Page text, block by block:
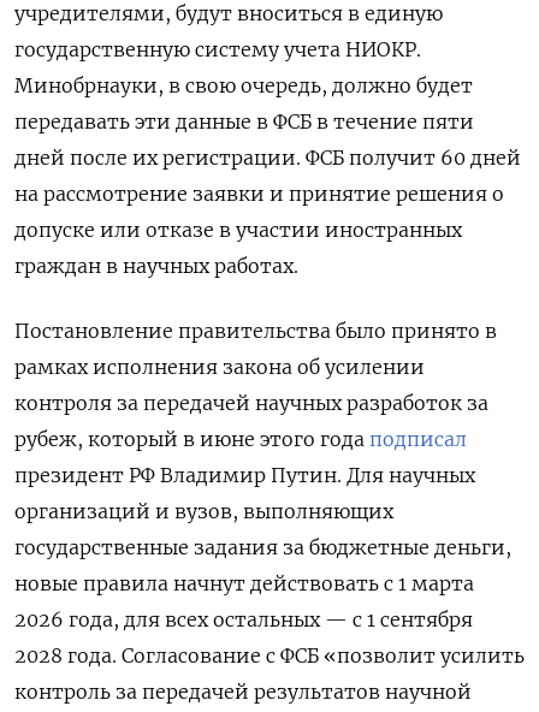
учредителями, будут вноситься в единую
государственную систему учета НИОКР.
Минобрнауки, в свою очередь, должно будет
передавать эти данные в ФСБ в течение пяти
дней после их регистрации. ФСБ получит 60 дней
на рассмотрение заявки и принятие решения о
допуске или отказе в участии иностранных
граждан в научных работах.
Постановление правительства было принято в
рамках исполнения закона об усилении
контроля за передачей научных разработок за
рубеж, который в июне этого года подписал
президент РФ Владимир Путин. Для научных
организаций и вузов, выполняющих
государственные задания за бюджетные деньги,
новые правила начнут действовать с 1 марта
2026 года, для всех остальных — с 1 сентября
2028 года. Согласование с ФСБ «позволит усилить
контроль за передачей результатов научной